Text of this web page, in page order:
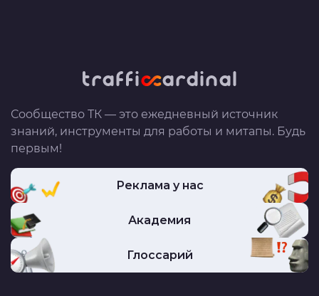
Сообщество ТК — это ежедневный источник
знаний, инструменты для работы и митапы. Будь
первым!
Реклама у нас
Академия
Глоссарий